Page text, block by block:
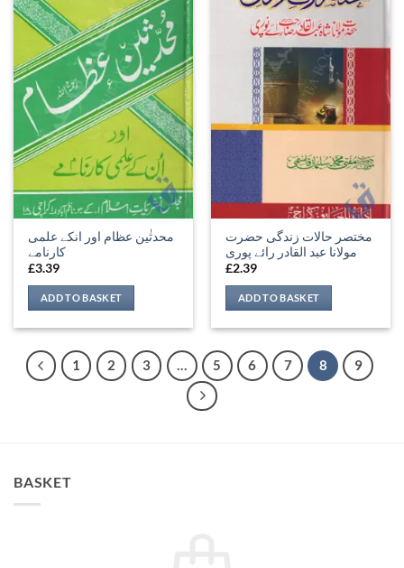
محدثٰین عظام اور انکے علمی
کارنامے
£3.39
ADD TO BASKET
مختصر حالات زندگی حضرت
مولانا عبد القادر رائے پوری
£2.39
ADD TO BASKET
1 2 3 … 5 6 7 8 9
BASKET